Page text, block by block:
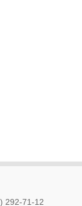
292-71-12